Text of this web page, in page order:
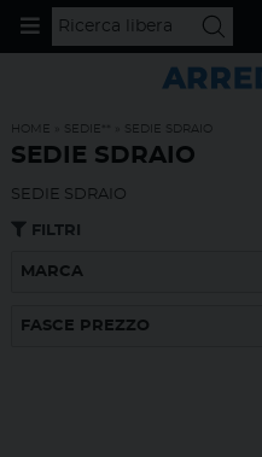
HOME SEDIE** SEDIE SDRAIO
SEDIE SDRAIO
SEDIE SDRAIO
FILTRI
MARCA
FASCE PREZZO